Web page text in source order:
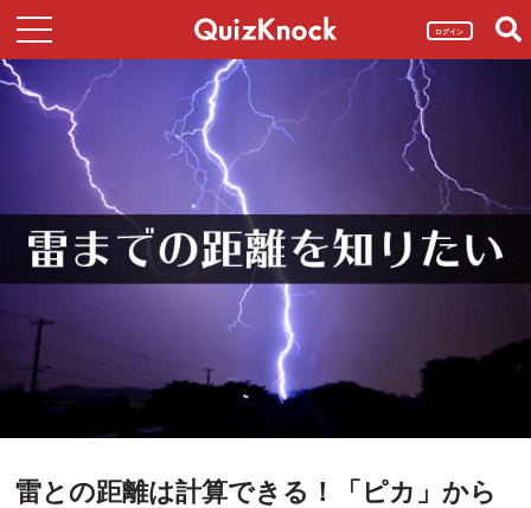
ログイン
雷との距離は計算できる！「ピカ」から